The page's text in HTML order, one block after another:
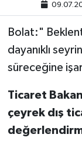
Bolat:"
dayanıklı
süreceğine
Ticaret
çeyrek dış